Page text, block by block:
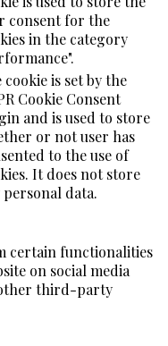
consent for the
in the category
cookie is set by the
Cookie Consent
and is used to store
or not user has
to the use of
It does not store
personal data.
certain functionalities
on social media
third-party